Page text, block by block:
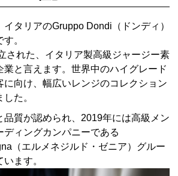
タリアのGruppo Dondi（ドンディ）
。
された、イタリア製高級ジャージー素
業と言えます。世界中のハイグレード
に向け、幅広いレンジのコレクション
た。
品質が認められ、2019年には高級メン
ディングカンパニーである
（エルメネジルド・ゼニア）グルー
ます。